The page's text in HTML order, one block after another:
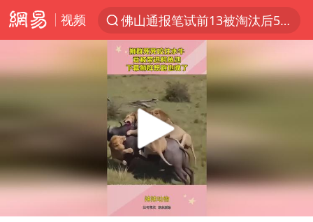
视频
佛山通报笔试前13被淘汰后5名进体检
国防部回应日本试射“战斧”导弹
A股三大股指收涨
泰国校园枪击案死亡人数升至7人
江苏发布台风蓝色预警
Play